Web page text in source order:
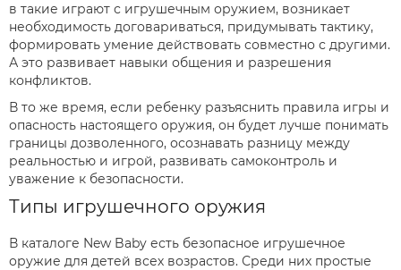
в такие играют с игрушечным оружием, возникает
необходимость договариваться, придумывать тактику,
формировать умение действовать совместно с другими.
А это развивает навыки общения и разрешения
конфликтов.
В то же время, если ребенку разъяснить правила игры и
опасность настоящего оружия, он будет лучше понимать
границы дозволенного, осознавать разницу между
реальностью и игрой, развивать самоконтроль и
уважение к безопасности.
Типы игрушечного оружия
В каталоге New Baby есть безопасное игрушечное
оружие для детей всех возрастов. Среди них простые